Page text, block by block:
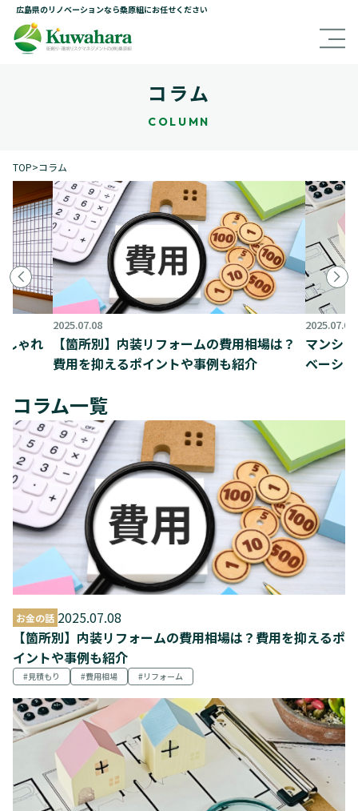
広島県のリノベーションなら桑原組にお任せください
コラム
COLUMN
TOP>コラム
しゃれ
2025.07.08
【箇所別】内装リフォームの費用相場は？
費用を抑えるポイントや事例も紹介
2025.07.08
マンシ
ベーシ
コラム一覧
お金の話 2025.07.08
【箇所別】内装リフォームの費用相場は？費用を抑えるポ
イントや事例も紹介
見積もり 費用相場 リフォーム